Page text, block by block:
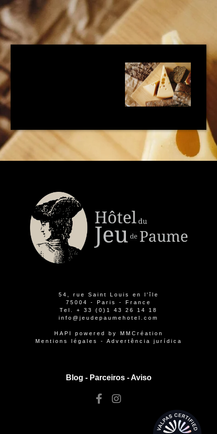
54, rue Saint Louis en l'île
75004 - Paris - France
Tel. + 33 (0)1 43 26 14 18
info@jeudepaumehotel.com
HAPI powered by MMCréation
Mentions légales
- Advertência jurídica
Blog - Parceiros-Aviso